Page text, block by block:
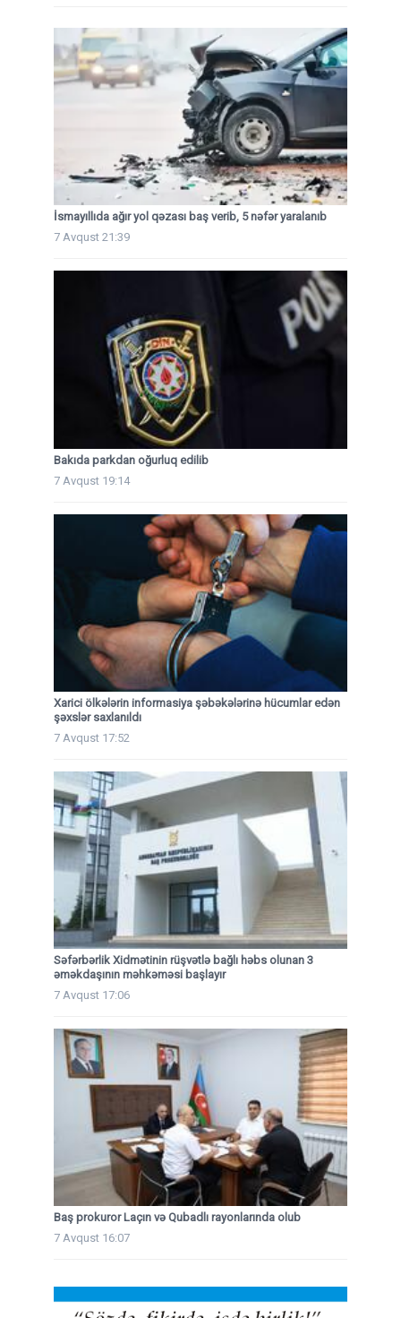
İsmayıllıda ağır yol qəzası baş verib, 5 nəfər yaralanıb
7 Avqust 21:39
Bakıda parkdan oğurluq edilib
7 Avqust 19:14
Xarici ölkələrin informasiya şəbəkələrinə hücumlar edən
şəxslər saxlanıldı
7 Avqust 17:52
Səfərbərlik Xidmətinin rüşvətlə bağlı həbs olunan 3
əməkdaşının məhkəməsi başlayır
7 Avqust 17:06
Baş prokuror Laçın və Qubadlı rayonlarında olub
7 Avqust 16:07